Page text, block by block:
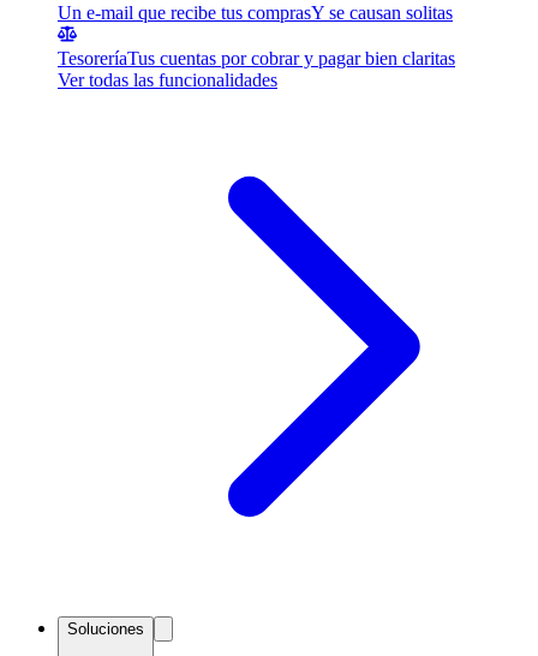
Un e-mail que recibe tus comprasY se causan solitas
TesoreríaTus cuentas por cobrar y pagar bien claritas
Ver todas las funcionalidades
Soluciones